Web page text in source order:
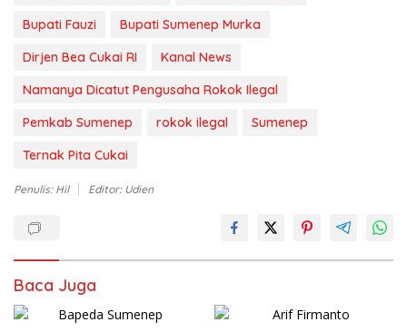
Bupati Fauzi
Bupati Sumenep Murka
Dirjen Bea Cukai RI
Kanal News
Namanya Dicatut Pengusaha Rokok Ilegal
Pemkab Sumenep
rokok ilegal
Sumenep
Ternak Pita Cukai
Penulis: Hil Editor: Udien
Baca Juga